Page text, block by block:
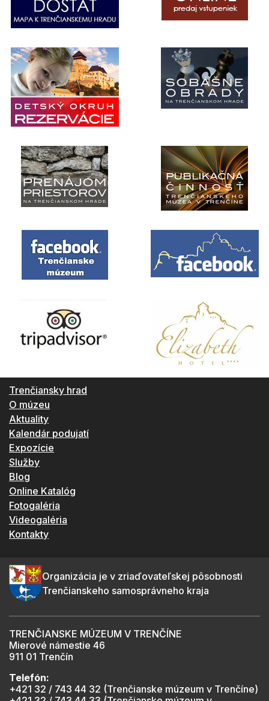
Trenčiansky hrad
O múzeu
Aktuality
Kalendár podujatí
Expozície
Služby
Blog
Online Katalóg
Fotogaléria
Videogaléria
Kontakty
Organizácia je v zriaďovateľskej pôsobnosti
Trenčianskeho samosprávneho kraja
TRENČIANSKE MÚZEUM V TRENČÍNE
Mierové námestie 46
911 01 Trenčín
Telefón:
+421 32 / 743 44 32 (Trenčianske múzeum v Trenčíne)